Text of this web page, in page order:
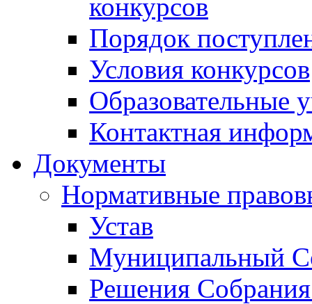
конкурсов
Порядок
Условия конкурсов
Образовательные
Контактная
Документы
Нормативные
Устав
Муниципальный
Решения